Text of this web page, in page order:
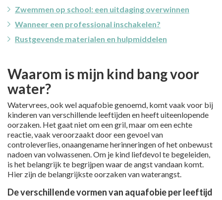
Zwemmen op school: een uitdaging overwinnen
Wanneer een professional inschakelen?
Rustgevende materialen en hulpmiddelen
Waarom is mijn kind bang voor
water?
Watervrees, ook wel aquafobie genoemd, komt vaak voor bij
kinderen van verschillende leeftijden en heeft uiteenlopende
oorzaken. Het gaat niet om een gril, maar om een echte
reactie, vaak veroorzaakt door een gevoel van
controleverlies, onaangename herinneringen of het onbewust
nadoen van volwassenen. Om je kind liefdevol te begeleiden,
is het belangrijk te begrijpen waar de angst vandaan komt.
Hier zijn de belangrijkste oorzaken van waterangst.
De verschillende vormen van aquafobie per leeftijd